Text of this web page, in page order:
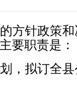
方针政策
主要职责是 ：
，拟订全